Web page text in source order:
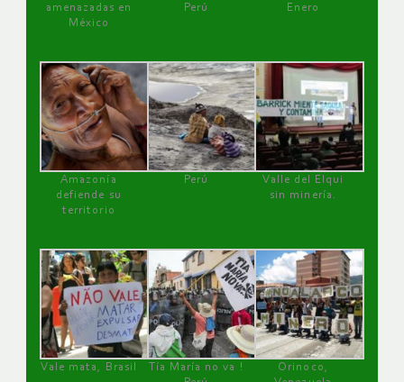
amenazadas en
México
Perú
Enero
Amazonía
defiende su
territorio
Perú
Valle del Elqui
sin minería.
Vale mata, Brasil
Tía María no va !
Orinoco,